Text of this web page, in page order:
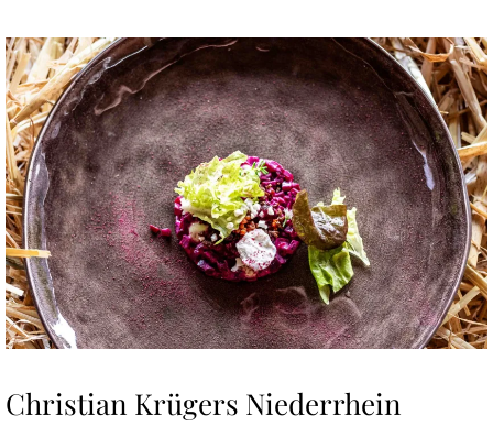
Christian Krügers Niederrhein